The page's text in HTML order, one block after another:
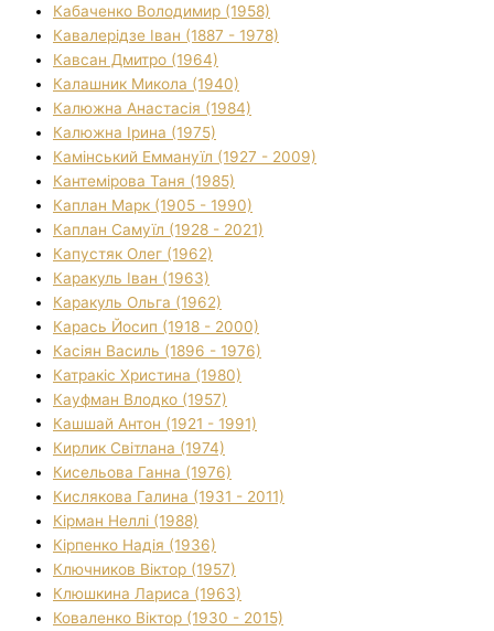
Кабаченко Володимир (1958)
Кавалерідзе Іван (1887 - 1978)
Кавсан Дмитро (1964)
Калашник Микола (1940)
Калюжна Анастасія (1984)
Калюжна Ірина (1975)
Камінський Еммануїл (1927 - 2009)
Кантемірова Таня (1985)
Каплан Марк (1905 - 1990)
Каплан Самуїл (1928 - 2021)
Капустяк Олег (1962)
Каракуль Іван (1963)
Каракуль Ольга (1962)
Карась Йосип (1918 - 2000)
Касіян Василь (1896 - 1976)
Катракіс Христина (1980)
Кауфман Влодко (1957)
Кашшай Антон (1921 - 1991)
Кирлик Світлана (1974)
Кисельова Ганна (1976)
Кислякова Галина (1931 - 2011)
Кірман Неллі (1988)
Кірпенко Надія (1936)
Ключников Віктор (1957)
Клюшкина Лариса (1963)
Коваленко Віктор (1930 - 2015)